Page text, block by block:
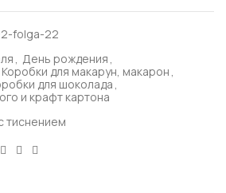
folga-22
, День рождения ,
Коробки для макарун, макарон ,
для шоколада ,
и крафт картона
тиснением